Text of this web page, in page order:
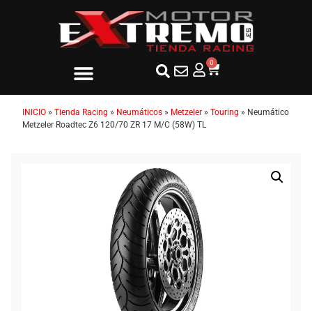
0
INICIO » Tienda Racing » Neumáticos » Metzeler » Touring » Neumático
Metzeler Roadtec Z6 120/70 ZR 17 M/C (58W) TL